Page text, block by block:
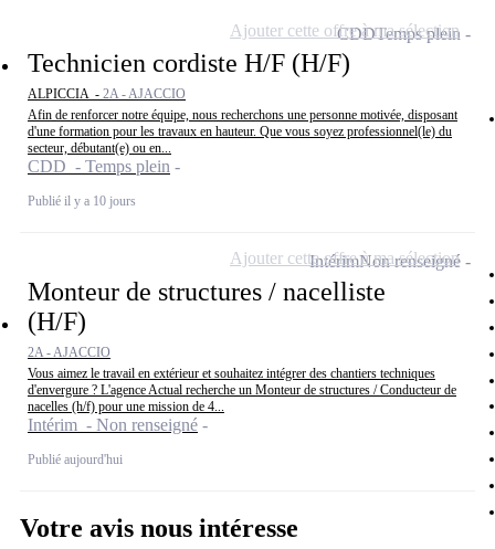
Technicien cordiste H/F (H/F)
ALPICCIA - 2A - AJACCIO
Afin de renforcer notre équipe, nous recherchons une personne motivée, disposant
d'une formation pour les travaux en hauteur. Que vous soyez professionnel(le) du
secteur, débutant(e) ou en...
CDD - Temps plein
Publié il y a 10 jours
CDDTemps plein
Ajouter cette offre à ma sélection
Monteur de structures / nacelliste
(H/F)
2A - AJACCIO
Vous aimez le travail en extérieur et souhaitez intégrer des chantiers techniques
d'envergure ? L'agence Actual recherche un Monteur de structures / Conducteur de
nacelles (h/f) pour une mission de 4...
Intérim - Non renseigné
Publié aujourd'hui
IntérimNon renseigné
Ajouter cette offre à ma sélection
Votre avis nous intéresse